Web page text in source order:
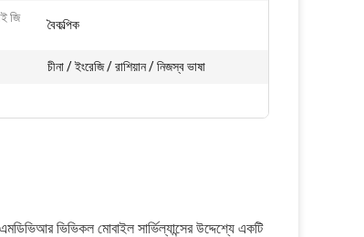
জি
বৈকল্পিক
চীনা / ইংরেজি / রাশিয়ান / নিজস্ব ভাষা
ভিভিকল মোবাইল সার্ভিল্যান্সের উদ্দেশ্যে একটি